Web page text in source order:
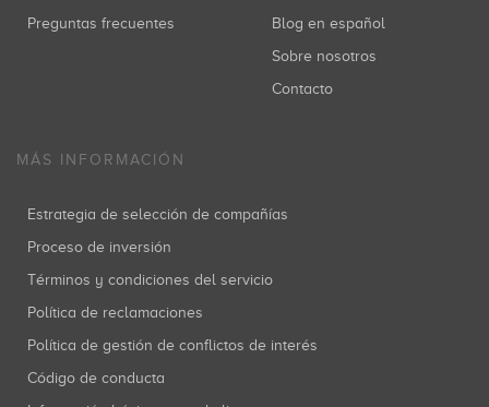
Preguntas frecuentes
Blog en español
Sobre nosotros
Contacto
MÁS INFORMACIÓN
Estrategia de selección de compañías
Proceso de inversión
Términos y condiciones del servicio
Política de reclamaciones
Política de gestión de conflictos de interés
Código de conducta